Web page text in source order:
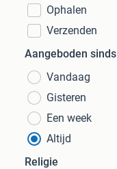
Ophalen
Verzenden
Aangeboden sinds
Vandaag
Gisteren
Een week
Altijd
Religie